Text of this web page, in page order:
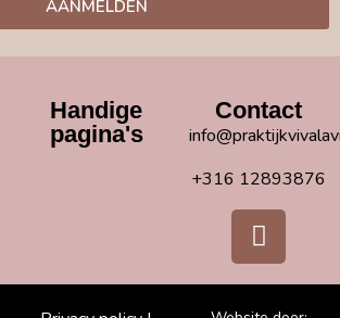
AANMELDEN
Handige
pagina's
Contact
+316 12893876